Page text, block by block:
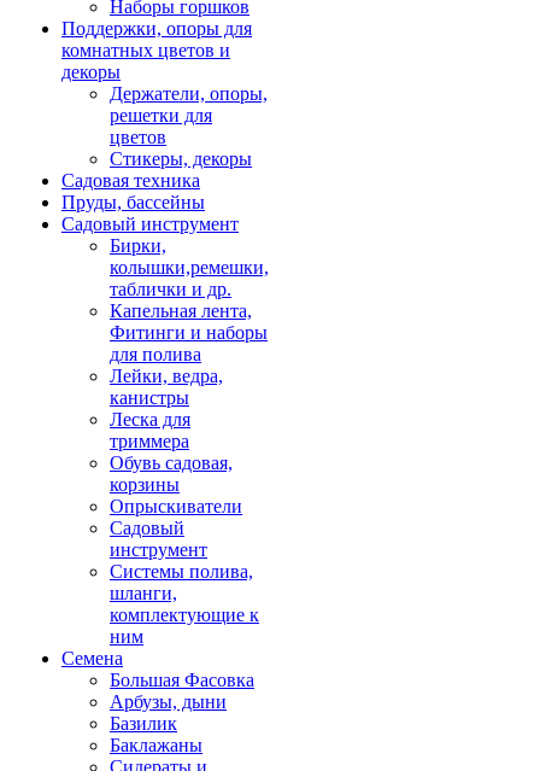
Наборы горшков
Поддержки, опоры для
комнатных цветов и
декоры
Держатели, опоры,
решетки для
цветов
Стикеры, декоры
Садовая техника
Пруды, бассейны
Садовый инструмент
Бирки,
колышки,ремешки,
таблички и др.
Капельная лента,
Фитинги и наборы
для полива
Лейки, ведра,
канистры
Леска для
триммера
Обувь садовая,
корзины
Опрыскиватели
Садовый
инструмент
Системы полива,
шланги,
комплектующие к
ним
Семена
Большая Фасовка
Арбузы, дыни
Базилик
Баклажаны
Сидераты и